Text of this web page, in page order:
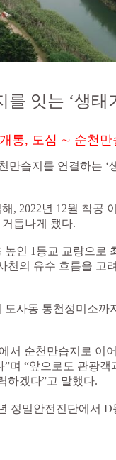
잇는 ‘생태
통, 도심 ∼ 순천
만습지를 연결하는 ‘
, 2022년 12월 착공
듭나게 됐다.
인 1등교 교량으로
천의 유수 흐름을 고
사동 통천정미소까
서 순천만습지로 이
며 “앞으로도 관광
하겠다”고 말했다.
정밀안전진단에서